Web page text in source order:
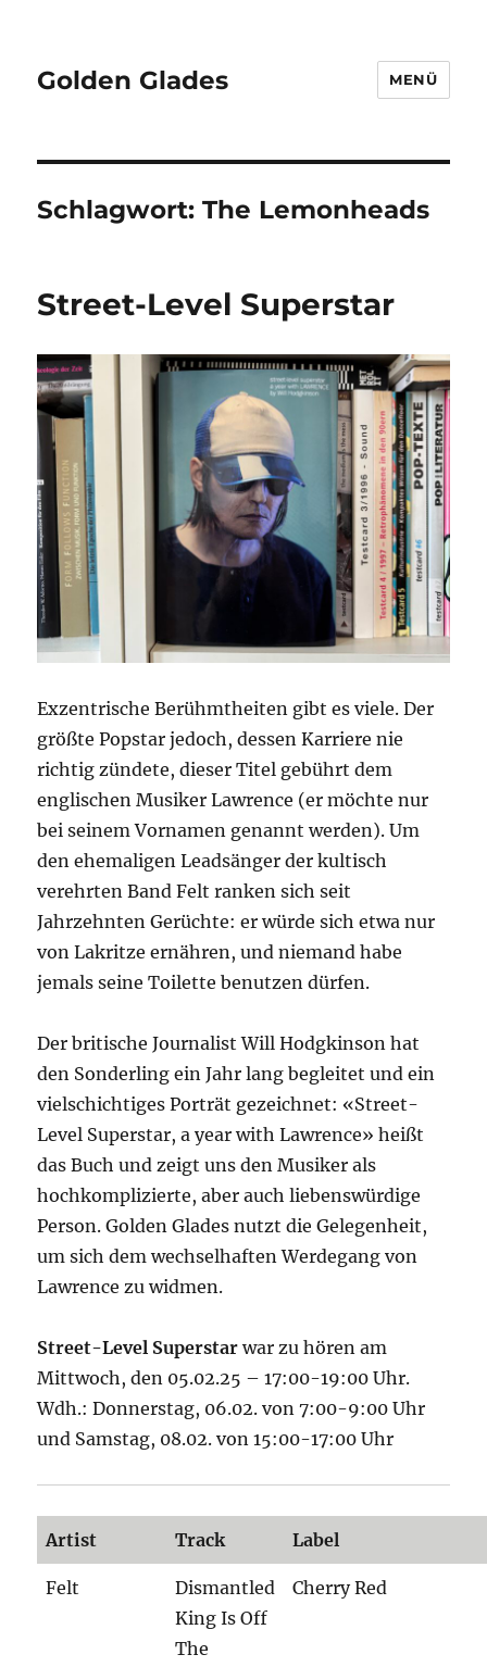
Golden Glades MENÜ
Schlagwort:The Lemonheads
Street-Level Superstar
Exzentrische Berühmtheiten gibt es viele. Der
größte Popstar jedoch, dessen Karriere nie
richtig zündete, dieser Titel gebührt dem
englischen Musiker Lawrence (er möchte nur
bei seinem Vornamen genannt werden). Um
den ehemaligen Leadsänger der kultisch
verehrten Band Felt ranken sich seit
Jahrzehnten Gerüchte: er würde sich etwa nur
von Lakritze ernähren, und niemand habe
jemals seine Toilette benutzen dürfen.
Der britische Journalist Will Hodgkinson hat
den Sonderling ein Jahr lang begleitet und ein
vielschichtiges Porträt gezeichnet: «Street-
Level Superstar, a year with Lawrence» heißt
das Buch und zeigt uns den Musiker als
hochkomplizierte, aber auch liebenswürdige
Person. Golden Glades nutzt die Gelegenheit,
um sich dem wechselhaften Werdegang von
Lawrence zu widmen.
Street-Level Superstarwar zu hören am
Mittwoch, den 05.02.25 – 17:00-19:00 Uhr.
Wdh.: Donnerstag, 06.02. von 7:00-9:00 Uhr
und Samstag, 08.02. von 15:00-17:00 Uhr
Artist Track Label
Felt
Dismantled
King Is Off
The
Cherry Red